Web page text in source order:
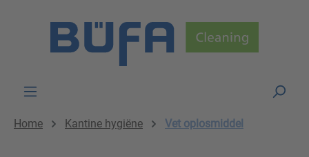
Home Kantine hygiëne Vet oplosmiddel